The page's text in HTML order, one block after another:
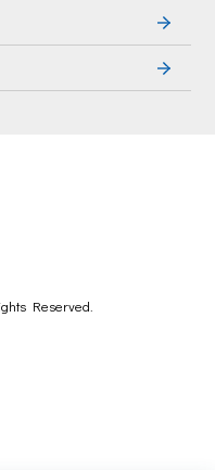
Reserved.